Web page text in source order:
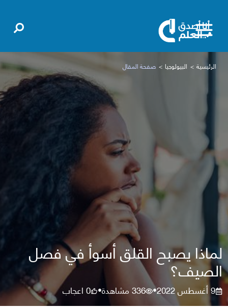
الرئيسية البيولوجيا صفحة المقال
لماذا يصبح القلق أسوأ في فصل
الصيف؟
9 أغسطس 2022 •
336مشاهدة•
0اعجاب